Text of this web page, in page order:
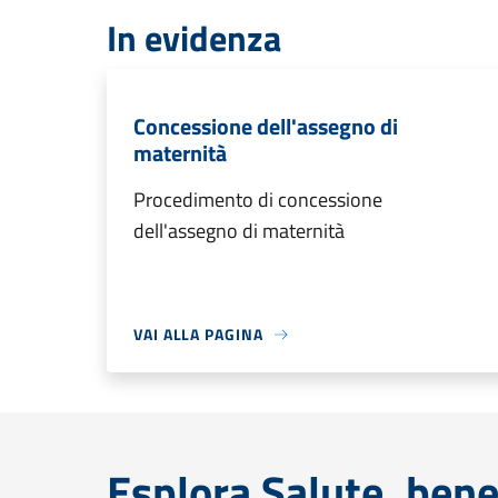
In evidenza
Concessione dell'assegno di
maternità
Procedimento di concessione
dell'assegno di maternità
VAI ALLA PAGINA